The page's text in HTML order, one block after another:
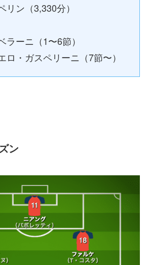
リン（3,330分）
ラーニ（1〜6節）
・ガスペリーニ（7節〜）
ン